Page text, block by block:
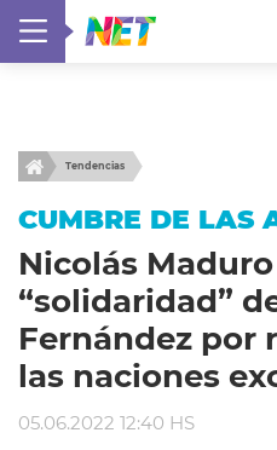
Tendencias
CUMBRE DE LAS
Nicolás
“solidaridad”
Fernández por
las naciones
05.06.2022 12:40 HS